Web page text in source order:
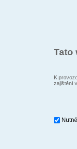
Tato
K
zajištění
Nutné